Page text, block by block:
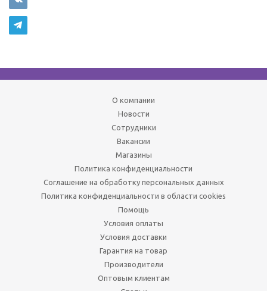
О компании
Новости
Сотрудники
Вакансии
Магазины
Политика конфиденциальности
Соглашение на обработку персональных данных
Политика конфиденциальности в области cookies
Помощь
Условия оплаты
Условия доставки
Гарантия на товар
Производители
Оптовым клиентам